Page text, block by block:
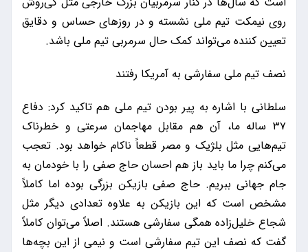
روی نیمکت تیم ملی نشسته و در روزهای حساس و دقایق
تعیین کننده می‌تواند کمک حال سرمربی تیم ملی باشد.
نصف تیم ملی سفارشی به آمریکا رفتند
سلطانی با اشاره به پیر بودن تیم ملی هم تاکید کرد: دفاع
۳۷ ساله ما، آن هم مقابل مهاجمان سرعتی و خطرناک
تیم‌هایی مثل بلژیک و مصر قطعاً ناکام خواهد بود. تعجب
می‌کنم چرا ما باید باز هم احسان حاج صفی را با خودمان به
جام جهانی ببریم. حاج صفی بازیکن بزرگی بوده اما کاملاً
مشخص است که این بازیکن به علاوه تعدادی دیگر مثل
شجاع خلیل‌زاده همگی سفارشی هستند. اصلاً می‌توان کاملاً
گفت که نصف این تیم سفارشی است و نیمی از این بچه‌ها